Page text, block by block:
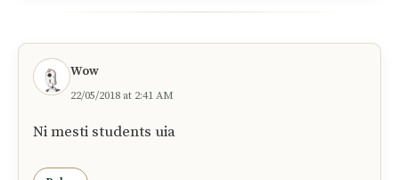
Wow
22/05/2018 at 2:41 AM
Ni mesti students uia